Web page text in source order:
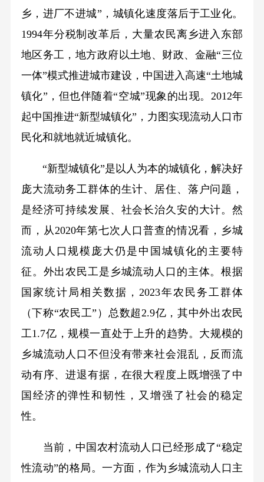
乡，进厂不进城”，城镇化速度落后于工业化。
1994年分税制改革后，大量农民离乡进入东部
地区务工，地方政府以土地、财政、金融“三位
一体”模式推进城市建设，中国进入高速“土地城
镇化”，但也伴随着“空城”现象的出现。2012年
起中国推进“新型城镇化”，力图实现流动人口市
民化和就地就近城镇化。
“新型城镇化”是以人为本的城镇化，解决好
庞大流动务工群体的生计、居住、落户问题，
是经济可持续发展、社会长治久安的大计。然
而，从2020年第七次人口普查的情况看，乡城
流动人口规模庞大仍是中国城镇化的主要特
征。外出农民工是乡城流动人口的主体。根据
国家统计局相关数据，2023年农民务工群体
（下称“农民工”）总数超2.9亿，其中外出农民
工1.7亿，规模一直处于上升的趋势。大规模的
乡城流动人口不但没有带来社会混乱，反而流
动有序、进退有据，在很大程度上既增强了中
国经济的弹性和韧性，又增强了社会的稳定
性。
当前，中国农村流动人口已经形成了“稳定
性流动”的格局。一方面，作为乡城流动人口主